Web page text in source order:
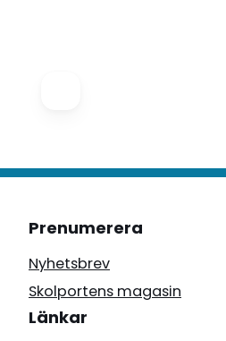
Prenumerera
Nyhetsbrev
Skolportens magasin
Länkar